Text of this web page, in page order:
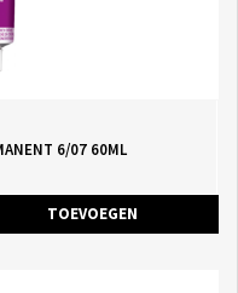
6/07 60ML
TOEVOEGEN